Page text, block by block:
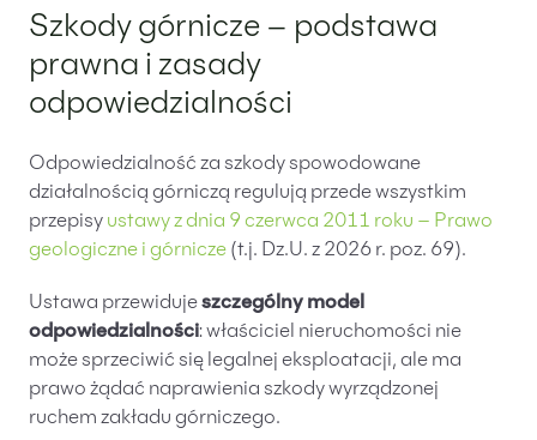
Kontakt
PL EN FR
Szkody górnicze – podstawa
prawna i zasady
odpowiedzialności
Odpowiedzialność za szkody spowodowane
działalnością górniczą regulują przede wszystkim
przepisy ustawy z dnia 9 czerwca 2011 roku – Prawo
geologiczne i górnicze (t.j. Dz.U. z 2026 r. poz. 69).
Ustawa przewidujeszczególny model
odpowiedzialności: właściciel nieruchomości nie
może sprzeciwić się legalnej eksploatacji, ale ma
prawo żądać naprawienia szkody wyrządzonej
ruchem zakładu górniczego.